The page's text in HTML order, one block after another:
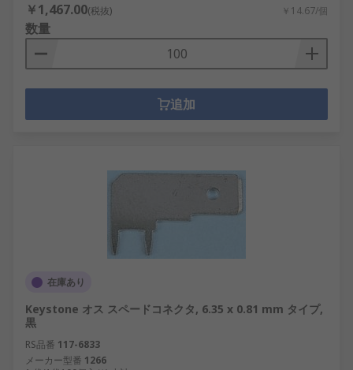
￥1,467.00(税抜) ￥14.67/個
数量
追加
在庫あり
Keystone オス スペードコネクタ, 6.35 x 0.81 mm タイプ,
黒
RS品番 117-6833
メーカー型番 1266